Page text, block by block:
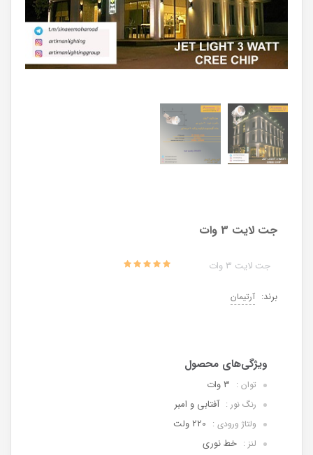
جت لایت 3 وات
جت لایت 3 وات
برند: آرتیمان
توان : 3 وات
رنگ نور : آفتابی و امبر
ولتاژ ورودی : 220 ولت
لنز : خط نوری